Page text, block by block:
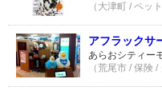
（大津町 / ペッ
アフラックサ
あらおシティー
（荒尾市 / 保険 /